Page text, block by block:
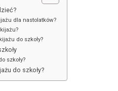
dla nastolatków?
do szkoły?
szkoły?
do szkoły?